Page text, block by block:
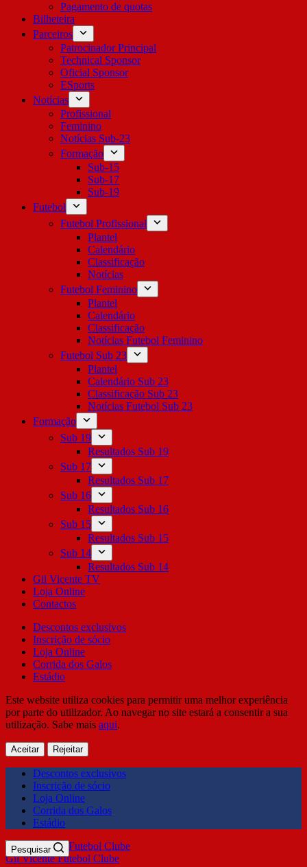
Pagamento de quotas
Bilheteira
Parceiros
Patrocinador Principal
Technical Sponsor
Oficial Sponsor
ESports
Notícias
Profissional
Feminino
Notícias Sub-23
Formação
Sub-15
Sub-17
Sub-19
Futebol
Futebol Profissional
Plantel
Calendário
Classificação
Notícias
Futebol Feminino
Plantel
Calendário
Classificação
Notícias Futebol Feminino
Futebol Sub 23
Plantel
Calendário Sub 23
Classificação Sub 23
Notícias Futebol Sub 23
Formação
Sub 19
Resultados Sub 19
Sub 17
Resultados Sub 17
Sub 16
Resultados Sub 16
Sub 15
Resultados Sub 15
Sub 14
Resultados Sub 14
Gil Vicente TV
Loja Online
Contactos
Descontos exclusivos
Inscrição de sócio
Loja Online
Corrida dos Galos
Estádio
Este website utiliza cookies para permitir uma melhor experiência
por parte do utilizador. Ao navegar no site estará a consentir a sua
utilização. Sabe mais aqui.
Aceitar Rejeitar
Descontos exclusivos
Inscrição de sócio
Loja Online
Corrida dos Galos
Estádio
Gil Vicente Futebol Clube
Pesquisar